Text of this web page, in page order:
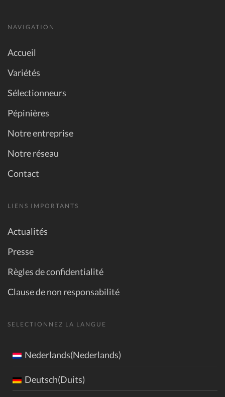
NAVIGATION
Accueil
Variétés
Sélectionneurs
Pépinières
Notre entreprise
Notre réseau
Contact
LIENS IMPORTANTS
Actualités
Presse
Règles de confidentialité
Clause de non responsabilité
SELECTIONNEZ LA LANGUE
Nederlands(Nederlands)
Deutsch(Duits)